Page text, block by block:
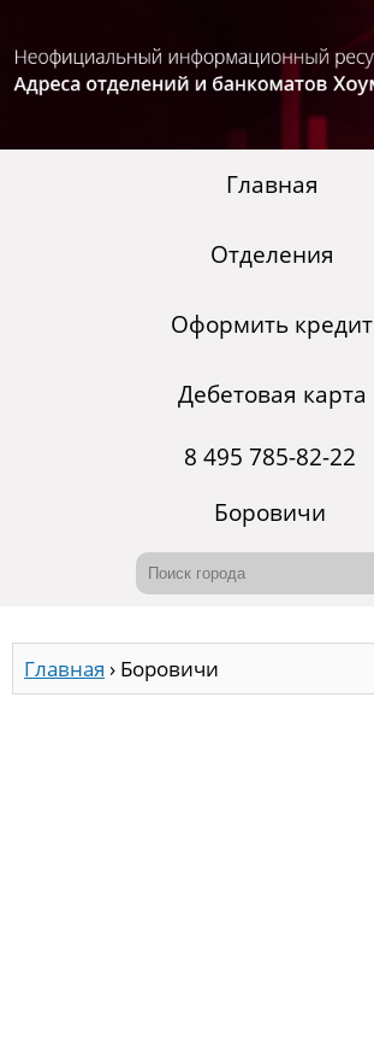
Главная
Отделения
Оформить кредит
Дебетовая карта
8 495 785-82-22
Боровичи
Главная › Боровичи